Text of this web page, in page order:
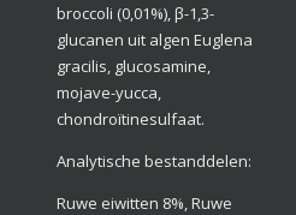
broccoli (0,01%), β-1,3-
glucanen uit algen Euglena
gracilis, glucosamine,
mojave-yucca,
chondroïtinesulfaat.
Analytische bestanddelen:
Ruwe eiwitten 8%, Ruwe